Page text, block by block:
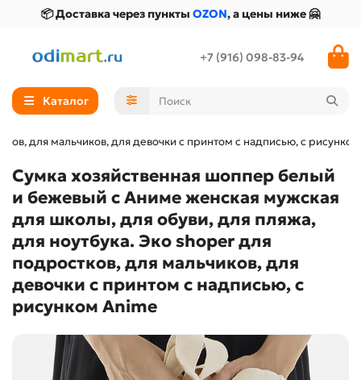
📦 Доставка через пункты OZON, а цены ниже 🤗
+7 (916) 098-83-94
Каталог
для мальчиков, для девочки с принтом с надписью, с
Сумка хозяйственная шоппер белый
и бежевый с Аниме женская мужская
для школы, для обуви, для пляжа,
для ноутбука. Эко shoper для
подростков, для мальчиков, для
девочки с принтом с надписью, с
рисунком Anime